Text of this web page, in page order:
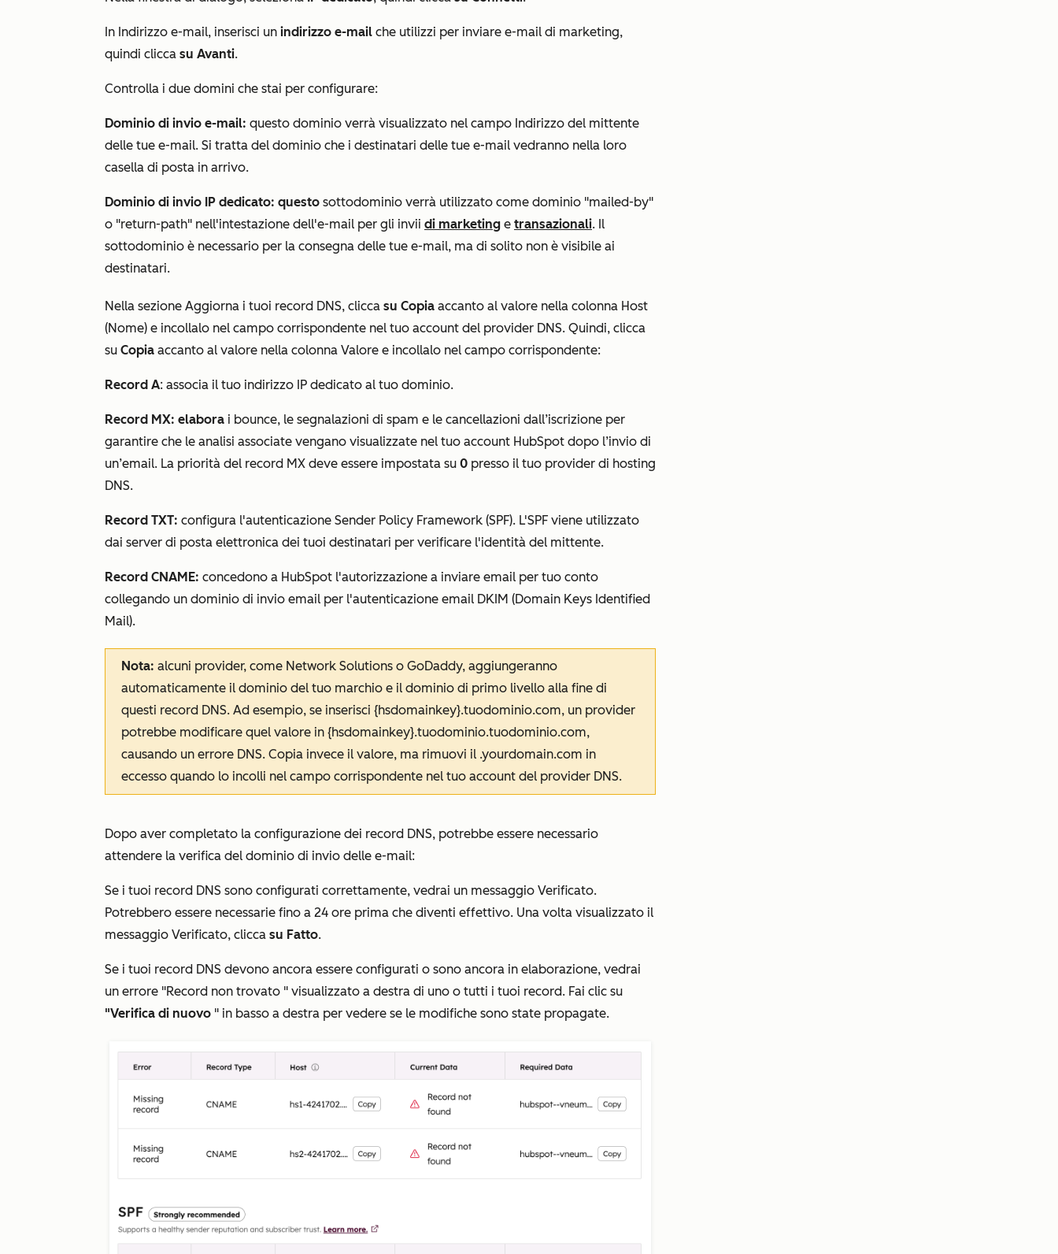
In Indirizzo e-mail, inserisci un indirizzo e-mail che utilizzi per inviare e-mail di marketing,
quindi clicca su Avanti.
Controlla i due domini che stai per configurare:
Dominio di invio e-mail: questo dominio verrà visualizzato nel campo Indirizzo del mittente
delle tue e-mail. Si tratta del dominio che i destinatari delle tue e-mail vedranno nella loro
casella di posta in arrivo.
Dominio di invio IP dedicato: questo sottodominio verrà utilizzato come dominio "mailed-by"
o "return-path" nell'intestazione dell'e-mail per gli invii di marketing e transazionali. Il
sottodominio è necessario per la consegna delle tue e-mail, ma di solito non è visibile ai
destinatari.
Nella sezione Aggiorna i tuoi record DNS, clicca su Copia accanto al valore nella colonna Host
(Nome) e incollalo nel campo corrispondente nel tuo account del provider DNS. Quindi, clicca
su Copia accanto al valore nella colonna Valore e incollalo nel campo corrispondente:
Record A: associa il tuo indirizzo IP dedicato al tuo dominio.
Record MX: elabora i bounce, le segnalazioni di spam e le cancellazioni dall’iscrizione per
garantire che le analisi associate vengano visualizzate nel tuo account HubSpot dopo l’invio di
un’email. La priorità del record MX deve essere impostata su 0 presso il tuo provider di hosting
DNS.
Record TXT: configura l'autenticazione Sender Policy Framework (SPF). L'SPF viene utilizzato
dai server di posta elettronica dei tuoi destinatari per verificare l'identità del mittente.
Record CNAME: concedono a HubSpot l'autorizzazione a inviare email per tuo conto
collegando un dominio di invio email per l'autenticazione email DKIM (Domain Keys Identified
Mail).
Nota: alcuni provider, come Network Solutions o GoDaddy, aggiungeranno
automaticamente il dominio del tuo marchio e il dominio di primo livello alla fine di
questi record DNS. Ad esempio, se inserisci {hsdomainkey}.tuodominio.com, un provider
potrebbe modificare quel valore in {hsdomainkey}.tuodominio.tuodominio.com,
causando un errore DNS. Copia invece il valore, ma rimuovi il .yourdomain.com in
eccesso quando lo incolli nel campo corrispondente nel tuo account del provider DNS.
Dopo aver completato la configurazione dei record DNS, potrebbe essere necessario
attendere la verifica del dominio di invio delle e-mail:
Se i tuoi record DNS sono configurati correttamente, vedrai un messaggio Verificato.
Potrebbero essere necessarie fino a 24 ore prima che diventi effettivo. Una volta visualizzato il
messaggio Verificato, clicca su Fatto.
Se i tuoi record DNS devono ancora essere configurati o sono ancora in elaborazione, vedrai
un errore "Record non trovato " visualizzato a destra di uno o tutti i tuoi record. Fai clic su
"Verifica di nuovo " in basso a destra per vedere se le modifiche sono state propagate.